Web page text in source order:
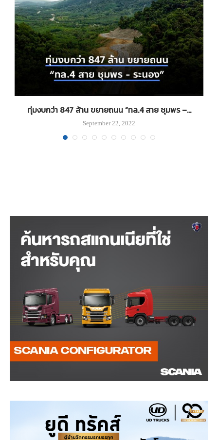
ทุ่มงบกว่า 847 ล้าน ขยายถนน “ทล.4 สาย ชุมพร –...
September 22, 2022